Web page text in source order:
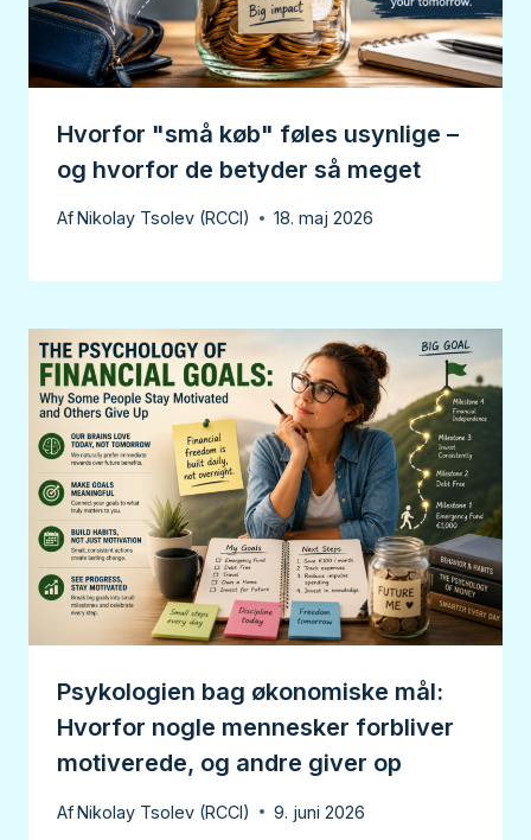
Hvorfor "små køb" føles usynlige –
og hvorfor de betyder så meget
Af Nikolay Tsolev (RCCI) 18. maj 2026
Psykologien bag økonomiske mål:
Hvorfor nogle mennesker forbliver
motiverede, og andre giver op
AfNikolay Tsolev (RCCI) 9. juni 2026